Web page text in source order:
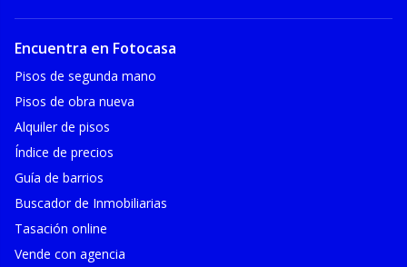
Encuentra en Fotocasa
Pisos de segunda mano
Pisos de obra nueva
Alquiler de pisos
Índice de precios
Guía de barrios
Buscador de Inmobiliarias
Tasación online
Vende con agencia